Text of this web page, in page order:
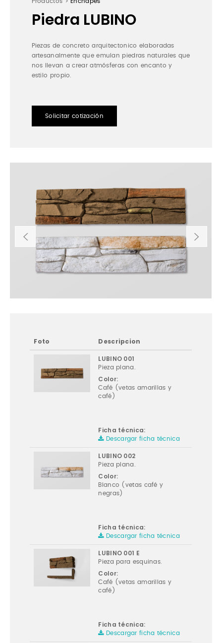
Piedra LUBINO
Piezas de concreto arquitectonico elaboradas
artesanalmente que emulan piedras naturales que
nos llevan a crear atmósferas con encanto y
estilo propio.
Solicitar cotización
Foto Descripcion
LUBINO 001
Pieza plana.
Color:
Café (vetas amarillas y
café)
Ficha técnica:
Descargar ficha técnica
LUBINO 002
Pieza plana.
Color:
Blanco (vetas café y
negras)
Ficha técnica:
Descargar ficha técnica
LUBINO 001 E
Pieza para esquinas.
Color:
Café (vetas amarillas y
café)
Ficha técnica:
Descargar ficha técnica